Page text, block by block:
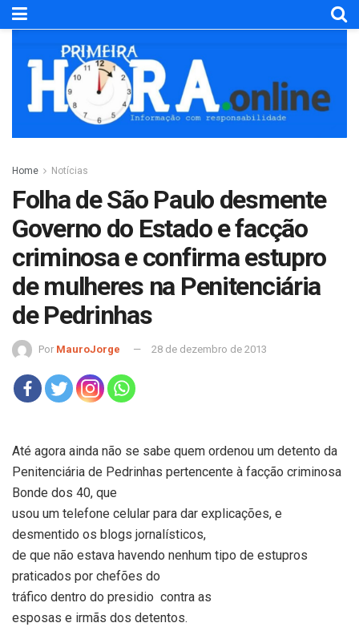
Home Notícias
Folha de São Paulo desmente
Governo do Estado e facção
criminosa e confirma estupro
de mulheres na Penitenciária
de Pedrinhas
Por MauroJorge 28 de dezembro de 2013
Até agora ainda não se sabe quem ordenou um detento da
Penitenciária de Pedrinhas pertencente à facção criminosa
Bonde dos 40, que
usou um telefone celular para dar explicações, e
desmentido os blogs jornalísticos,
de que não estava havendo nenhum tipo de estupros
praticados por chefões do
tráfico dentro do presidio contra as
esposas e irmãs dos detentos.